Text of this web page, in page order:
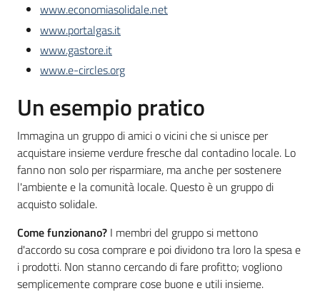
www.economiasolidale.net
www.portalgas.it
www.gastore.it
www.e-circles.org
Un esempio pratico
Immagina un gruppo di amici o vicini che si unisce per
acquistare insieme verdure fresche dal contadino locale. Lo
fanno non solo per risparmiare, ma anche per sostenere
l'ambiente e la comunità locale. Questo è un gruppo di
acquisto solidale.
Come funzionano? I membri del gruppo si mettono
d'accordo su cosa comprare e poi dividono tra loro la spesa e
i prodotti. Non stanno cercando di fare profitto; vogliono
semplicemente comprare cose buone e utili insieme.